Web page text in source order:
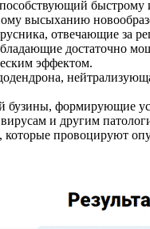
быстрому
высыханию
отвечающие за
достаточно
эффектом.
бузины, формирующие
и другим
которые провоцируют